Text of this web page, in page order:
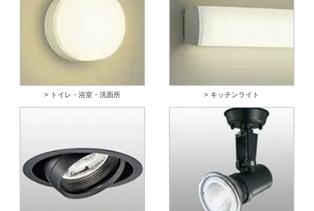
> トイレ・浴室・洗面所 > キッチンライト